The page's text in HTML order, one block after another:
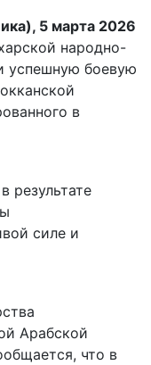
5 марта 2026
народно-
успешную боевую
в
результате
силе и
Арабской
что в